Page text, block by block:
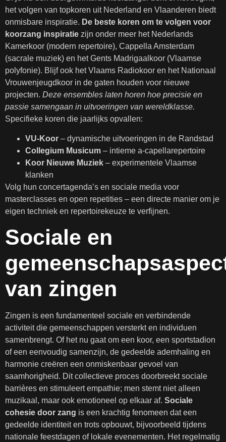
het volgen van topkoren uit Nederland en Vlaanderen biedt
onmisbare inspiratie. De beste koren om te volgen voor
koorzang inspiratie zijn onder meer het Nederlands
Kamerkoor (modern repertoire), Cappella Amsterdam
(sacrale muziek) en het Gents Madrigaalkoor (Vlaamse
polyfonie). Blijf ook het Vlaams Radiokoor en het Nationaal
Vrouwenjeugdkoor in de gaten houden voor nieuwe
projecten. Deze ensembles laten horen hoe precisie en
passie samengaan in uitvoeringen van wereldklasse.
Specifieke koren die jaarlijks opvallen:
VU-Koor – dynamische uitvoeringen in de Randstad
Collegium Musicum – intieme a-capellarepertoire
Koor Nieuwe Muziek – experimentele Vlaamse
klanken
Volg hun concertagenda’s en sociale media voor
masterclasses en open repetities – een directe manier om je
eigen techniek en repertoirekeuze te verfijnen.
Sociale en
van zingen
Zingen is een fundamenteel sociale en verbindende
activiteit die gemeenschappen versterkt en individuen
samenbrengt. Of het nu gaat om een koor, een sportstadion
of een eenvoudig samenzijn, de gedeelde ademhaling en
harmonie creëren een onmiskenbaar gevoel van
saamhorigheid. Dit collectieve proces doorbreekt sociale
barrières en stimuleert empathie; men stemt niet alleen
muzikaal, maar ook emotioneel op elkaar af. Sociale
cohesie door zang is een krachtig fenomeen dat een
gedeelde identiteit en trots opbouwt, bijvoorbeeld tijdens
nationale feestdagen of lokale evenementen. Het regelmatig